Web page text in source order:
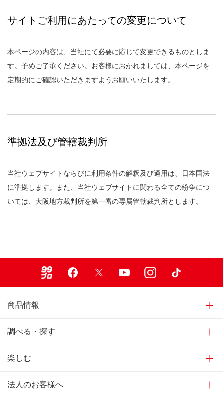
サイトご利用にあたっての変更について
本ページの内容は、当社にて必要に応じて変更できるものとしま
す。予めご了承ください。お客様におかれましては、本ページを
定期的にご確認いただきますようお願いいたします。
準拠法及び管轄裁判所
当社ウェブサイトならびに利用条件の解釈及び適用は、日本国法
に準拠します。また、当社ウェブサイトに関わる全ての紛争につ
いては、大阪地方裁判所を第一審の専属管轄裁判所とします。
商品情報
調べる・探す
楽しむ
法人のお客様へ